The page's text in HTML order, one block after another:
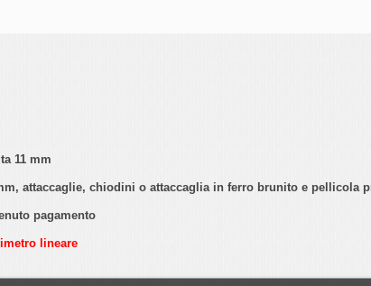
11 mm
attaccaglie, chiodini o attaccaglia in ferro brunito e pellicola
pagamento
lineare